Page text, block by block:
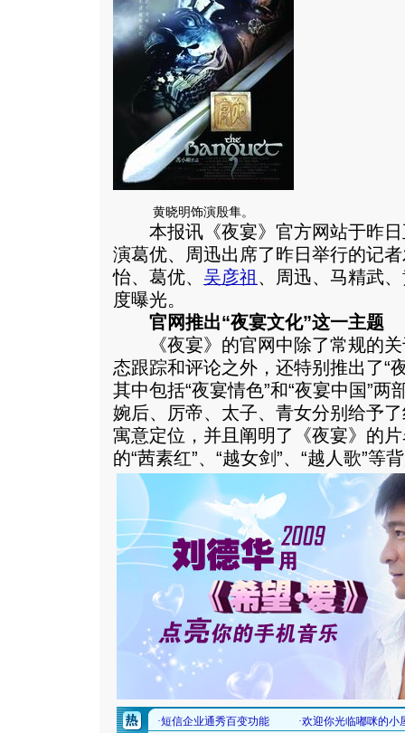
黄晓明饰演殷隼。
本报讯《夜宴》官方网站于昨日
演葛优、周迅出席了昨日举行的记
怡、葛优、 吴彦祖 、周迅、马精武
度曝光。
官网推出“夜宴文化”这一主题
《夜宴》的官网中除了常规的关
态跟踪和评论之外，还特别推出了“
其中包括“夜宴情色”和“夜宴中国”
婉后、厉帝、太子、青女分别给予
寓意定位，并且阐明了《夜宴》的
的“茜素红”、“越女剑”、“越人歌”等